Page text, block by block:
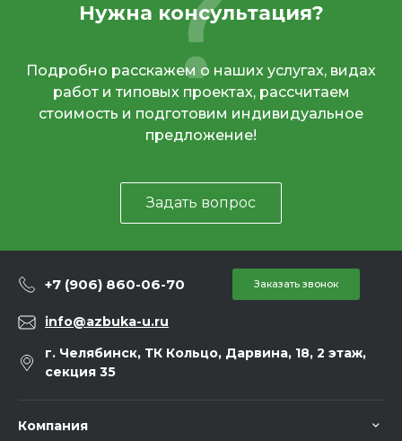
Нужна консультация?
Подробно расскажем о наших услугах, видах
работ и типовых проектах, рассчитаем
стоимость и подготовим индивидуальное
предложение!
Задать вопрос
+7 (906) 860-06-70 Заказать звонок
info@azbuka-u.ru
г. Челябинск, ТК Кольцо, Дарвина, 18, 2 этаж,
секция 35
Компания